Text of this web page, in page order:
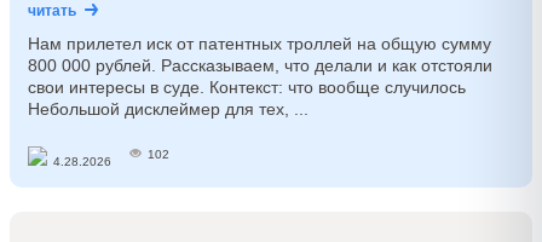
читать
Нам прилетел иск от патентных троллей на общую сумму
800 000 рублей. Рассказываем, что делали и как отстояли
свои интересы в суде. Контекст: что вообще случилось
Небольшой дисклеймер для тех, ...
4.28.2026
102